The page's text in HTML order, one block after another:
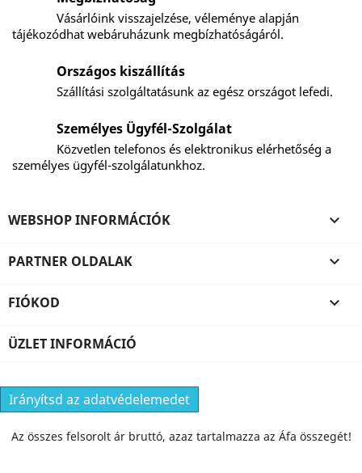
Vásárlóink visszajelzése, véleménye alapján
tájékozódhat webáruházunk megbízhatóságáról.
Országos kiszállítás
Szállítási szolgáltatásunk az egész országot lefedi.
Személyes Ügyfél-Szolgálat
Közvetlen telefonos és elektronikus elérhetőség a
személyes ügyfél-szolgálatunkhoz.
WEBSHOP INFORMÁCIÓK 
PARTNER OLDALAK 
FIÓKOD 
ÜZLET INFORMÁCIÓ
Irányítsd az adatvédelemedet
Az összes felsorolt ár bruttó, azaz tartalmazza az Áfa összegét!